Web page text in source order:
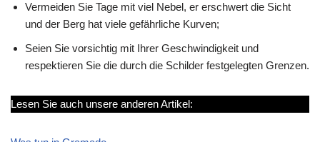
Vermeiden Sie Tage mit viel Nebel, er erschwert die Sicht
und der Berg hat viele gefährliche Kurven;
Seien Sie vorsichtig mit Ihrer Geschwindigkeit und
respektieren Sie die durch die Schilder festgelegten Grenzen.
Lesen Sie auch unsere anderen Artikel: